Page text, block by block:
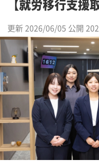
【就労移行支援
更新 2026/06/05 公開